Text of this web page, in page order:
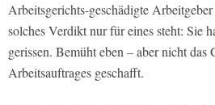
Arbeitsgerichts-geschädigte
solches Verdikt nur für eines steht: Sie
gerissen. Bemüht eben – aber nicht das
Arbeitsauftrages geschafft.